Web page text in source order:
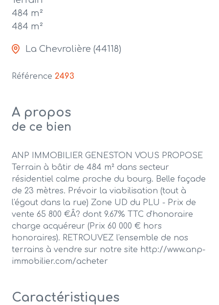
484 m²
484 m²
La Chevrolière (44118)
Référence 2493
A propos
de ce bien
ANP IMMOBILIER GENESTON VOUS PROPOSE
Terrain à bâtir de 484 m² dans secteur
résidentiel calme proche du bourg. Belle façade
de 23 mètres. Prévoir la viabilisation (tout à
l'égout dans la rue) Zone UD du PLU - Prix de
vente 65 800 €Â? dont 9.67% TTC d'honoraire
charge acquéreur (Prix 60 000 € hors
honoraires). RETROUVEZ l'ensemble de nos
terrains à vendre sur notre site http://www.anp-
immobilier.com/acheter
Caractéristiques